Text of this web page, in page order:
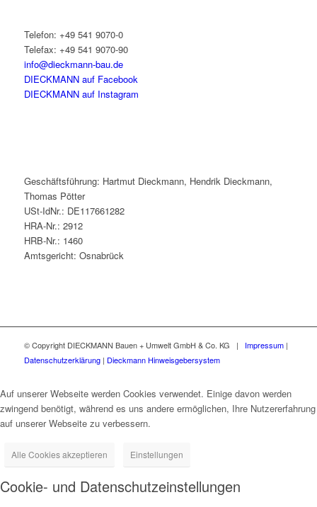
Telefon: +49 541 9070-0
Telefax: +49 541 9070-90
info@dieckmann-bau.de
DIECKMANN auf Facebook
DIECKMANN auf Instagram
Geschäftsführung: Hartmut Dieckmann, Hendrik Dieckmann,
Thomas Pötter
USt-IdNr.: DE117661282
HRA-Nr.: 2912
HRB-Nr.: 1460
Amtsgericht: Osnabrück
© Copyright DIECKMANN Bauen + Umwelt GmbH & Co. KG | Impressum|
Datenschutzerklärung| Dieckmann Hinweisgebersystem
Auf unserer Webseite werden Cookies verwendet. Einige davon werden
zwingend benötigt, während es uns andere ermöglichen, Ihre Nutzererfahrung
auf unserer Webseite zu verbessern.
Alle Cookies akzeptieren Einstellungen
Cookie- und Datenschutzeinstellungen